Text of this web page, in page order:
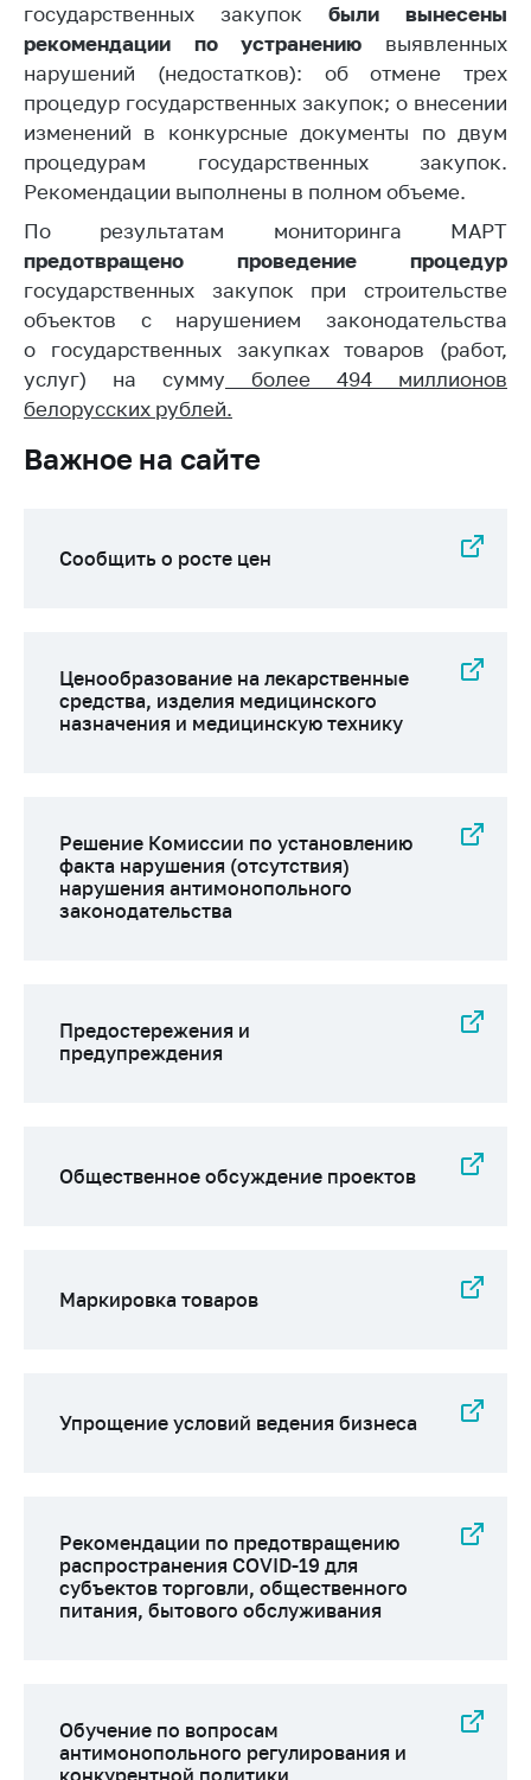
Применение мер
нетарифного
регулирования
Биржевая торговля
Выставочная
деятельность в
Беларусь
Защита
персональных
данных
Новости
Обратиться в МАРТ
Личный прием
Прямaя телефоннaя
линия
обращения
Сообщить о росте
медицинские
изделия
Контакты
Приемная
Министра
Вышестоящий
Сообщить о росте
средства, изделия
Решение Комиссии
по установлению
факта нарушения
законодательства
Предостережения и
государственных закупок были вынесены
рекомендации по устранению выявленных
нарушений (недостатков): об отмене трех
процедур государственных закупок; о внесении
изменений в конкурсные документы по двум
процедурам государственных закупок.
Рекомендации выполнены в полном объеме.
По результатам мониторинга МАРТ
предотвращено проведение процедур
государственных закупок при строительстве
объектов с нарушением законодательства
о государственных закупках товаров (работ,
услуг) на сумму более 494 миллионов
белорусских рублей.
Важное на сайте
Сообщить о росте цен
Ценообразование на лекарственные
средства, изделия медицинского
назначения и медицинскую технику
Решение Комиссии по установлению
факта нарушения (отсутствия)
нарушения антимонопольного
законодательства
Предостережения и
предупреждения
Общественное обсуждение проектов
Маркировка товаров
Упрощение условий ведения бизнеса
Рекомендации по предотвращению
распространения COVID-19 для
субъектов торговли, общественного
питания, бытового обслуживания
Обучение по вопросам
антимонопольного регулирования и
конкурентной политики